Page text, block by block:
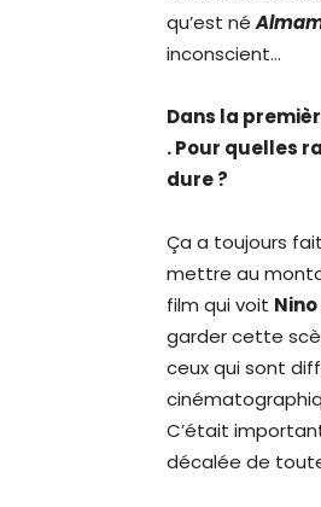
qu’est né
inconscient…
Dans la
. Pour quelles
dure ?
Ça a toujours
mettre au
film qui voit Nino
garder cette
ceux qui sont
C’était
décalée de